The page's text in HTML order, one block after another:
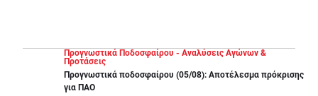
λογαριασμού σου.
Να έχεις αποδεχτεί να λαμβάνεις
Προγνωστικά Ποδοσφαίρου - Αναλύσεις Αγώνων &
Προτάσεις
Προγνωστικά ποδοσφαίρου (05/08): Αποτέλεσμα πρόκρισης
για ΠΑΟ